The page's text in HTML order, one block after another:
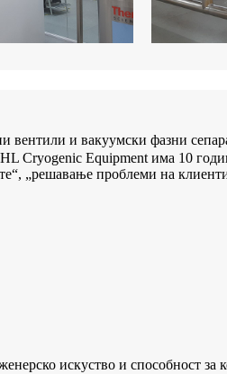
вентили и вакуумски фазни
Cryogenic Equipment има 10
„решавање проблеми на
искуство и способност за